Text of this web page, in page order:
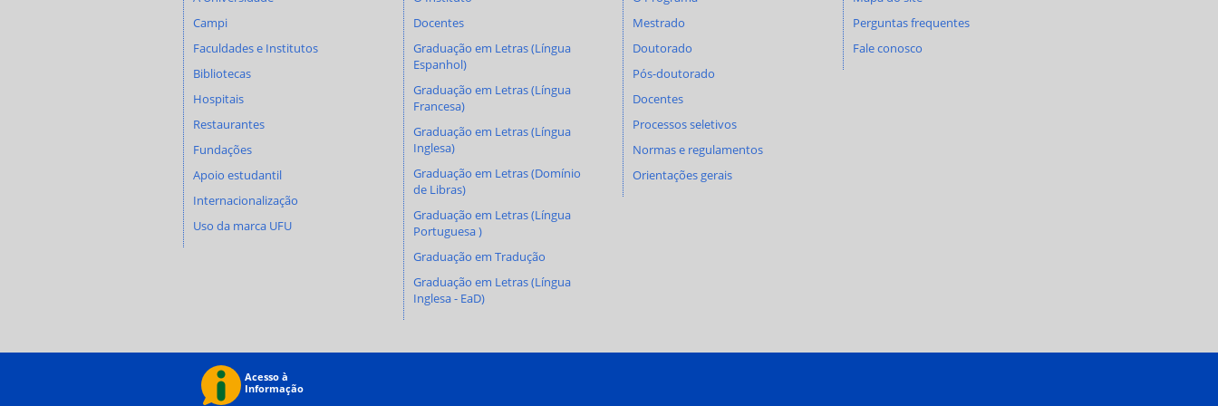
Campi
Faculdades e Institutos
Bibliotecas
Hospitais
Restaurantes
Fundações
Apoio estudantil
Internacionalização
Uso da marca UFU
Docentes
Graduação em Letras (Língua
Espanhol)
Graduação em Letras (Língua
Francesa)
Graduação em Letras (Língua
Inglesa)
Graduação em Letras (Domínio
de Libras)
Graduação em Letras (Língua
Portuguesa )
Graduação em Tradução
Graduação em Letras (Língua
Inglesa - EaD)
Mestrado
Doutorado
Pós-doutorado
Docentes
Processos seletivos
Normas e regulamentos
Orientações gerais
Perguntas frequentes
Fale conosco